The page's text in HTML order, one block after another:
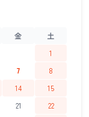
金
土
1
7
8
14
15
21
22